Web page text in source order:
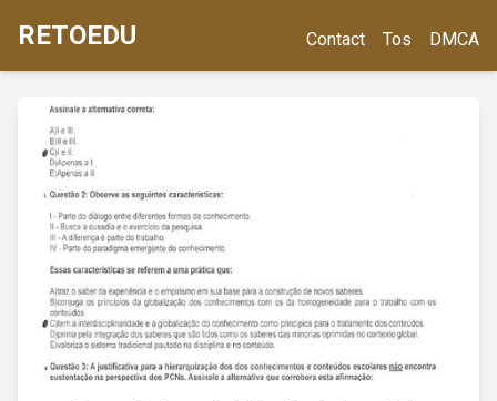
RETOEDU Contact Tos DMCA